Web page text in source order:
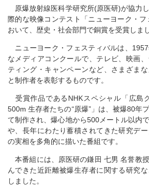
原爆放射線医科学研究所(原医研)が協力
際的な映像コンテスト「ニューヨーク・
おいて、歴史・社会部門で銅賞を受賞しまし
ニューヨーク・フェスティバルは、
なメディアコンクールで、テレビ、映画
ティング・キャンペーンなど、さまざま
と制作者を表彰するものです。
受賞作品であるNHKスペシャル「広島
500m 生存者たちの“原爆”」は、被爆80年
て制作され、爆心地から500メートル以内
や、長年にわたり蓄積されてきた研究デ
の実相を多角的に描いた番組です。
本番組には、原医研の鎌田 七男 名誉教
んできた近距離被爆生存者に関する研究
しました。